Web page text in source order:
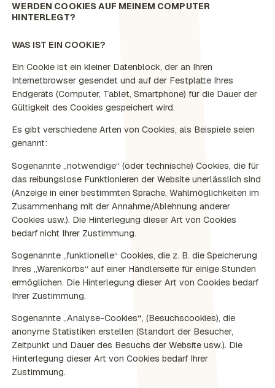
WERDEN COOKIES AUF MEINEM COMPUTER
HINTERLEGT?
WAS IST EIN COOKIE?
Ein Cookie ist ein kleiner Datenblock, der an Ihren
Internetbrowser gesendet und auf der Festplatte Ihres
Endgeräts (Computer, Tablet, Smartphone) für die Dauer der
Gültigkeit des Cookies gespeichert wird.
Es gibt verschiedene Arten von Cookies, als Beispiele seien
genannt:
Sogenannte „notwendige“ (oder technische) Cookies, die für
das reibungslose Funktionieren der Website unerlässlich sind
(Anzeige in einer bestimmten Sprache, Wahlmöglichkeiten im
Zusammenhang mit der Annahme/Ablehnung anderer
Cookies usw.). Die Hinterlegung dieser Art von Cookies
bedarf nicht Ihrer Zustimmung.
Sogenannte „funktionelle“ Cookies, die z. B. die Speicherung
Ihres „Warenkorbs“ auf einer Händlerseite für einige Stunden
ermöglichen. Die Hinterlegung dieser Art von Cookies bedarf
Ihrer Zustimmung.
Sogenannte „Analyse-Cookies“, (Besuchscookies), die
anonyme Statistiken erstellen (Standort der Besucher,
Zeitpunkt und Dauer des Besuchs der Website usw.). Die
Hinterlegung dieser Art von Cookies bedarf Ihrer
Zustimmung.